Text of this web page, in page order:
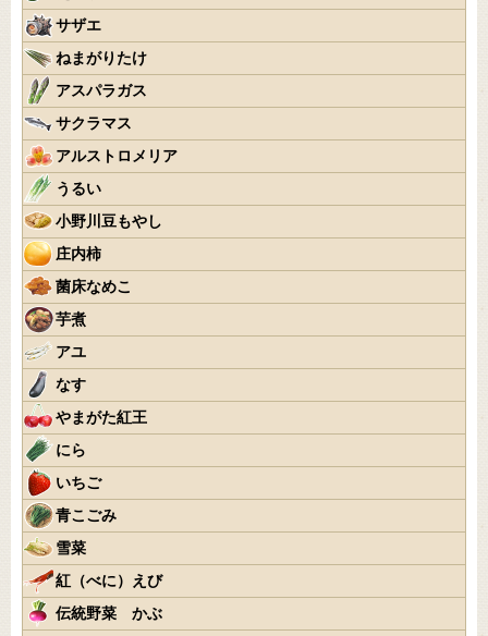
サザエ
ねまがりたけ
アスパラガス
サクラマス
アルストロメリア
うるい
小野川豆もやし
庄内柿
菌床なめこ
芋煮
アユ
なす
やまがた紅王
にら
いちご
青こごみ
雪菜
紅（べに）えび
伝統野菜 かぶ